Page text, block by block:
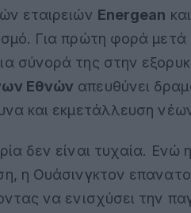
εταιρειών Energean και
Για πρώτη φορά μετά
σύνορά της στην
Εθνών απευθύνει
και εκμετάλλευση
δεν είναι τυχαία. Ενώ
η Ουάσινγκτον
να ενισχύσει την